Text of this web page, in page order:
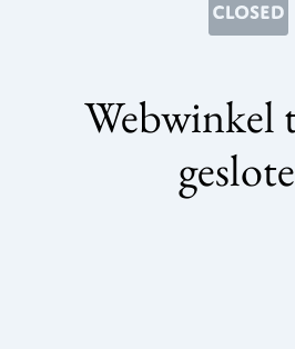
Webwinkel